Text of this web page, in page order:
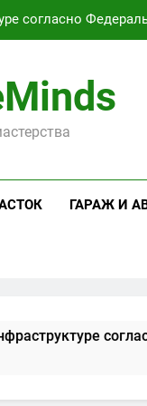
согласно
светодиодных
для
согласно
светодиодных
ГАРАЖ И